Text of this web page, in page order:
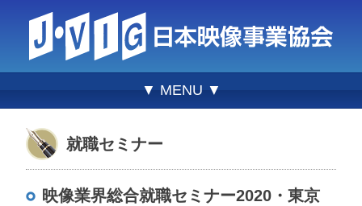
▼ MENU ▼
就職セミナー
映像業界総合就職セミナー2020・東京